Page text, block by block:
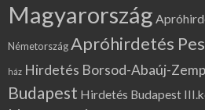
Magyarország
NémetországApróhirdetés
ház Hirdetés Borsod-Abaúj-
Budapest Hirdetés Budapest